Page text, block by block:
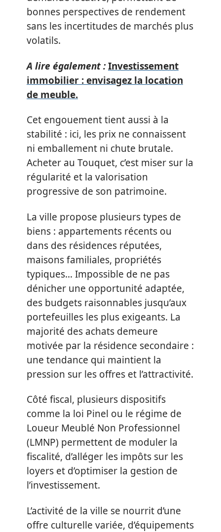
bonnes perspectives de rendement
sans les incertitudes de marchés plus
volatils.
A lire également :Investissement
immobilier : envisagez la location
de meuble.
Cet engouement tient aussi à la
stabilité : ici, les prix ne connaissent
ni emballement ni chute brutale.
Acheter au Touquet, c’est miser sur la
régularité et la valorisation
progressive de son patrimoine.
La ville propose plusieurs types de
biens : appartements récents ou
dans des résidences réputées,
maisons familiales, propriétés
typiques… Impossible de ne pas
dénicher une opportunité adaptée,
des budgets raisonnables jusqu’aux
portefeuilles les plus exigeants. La
majorité des achats demeure
motivée par la résidence secondaire :
une tendance qui maintient la
pression sur les offres et l’attractivité.
Côté fiscal, plusieurs dispositifs
comme la loi Pinel ou le régime de
Loueur Meublé Non Professionnel
(LMNP) permettent de moduler la
fiscalité, d’alléger les impôts sur les
loyers et d’optimiser la gestion de
l’investissement.
L’activité de la ville se nourrit d’une
offre culturelle variée, d’équipements